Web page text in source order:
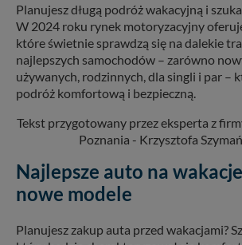
Planujesz długą podróż wakacyjną i
W 2024 roku rynek motoryzacyjny
które świetnie sprawdzą się na dalekie
najlepszych samochodów – zarówno
używanych, rodzinnych, dla singli i par –
podróż komfortową i bezpieczną.
Tekst przygotowany przez eksperta z
Poznania - Krzysztofa
Najlepsze auto na
nowe modele
Planujesz zakup auta przed wakacjami?